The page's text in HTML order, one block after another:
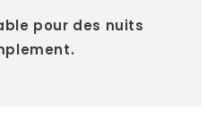
pour des nuits